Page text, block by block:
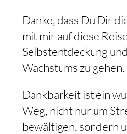
Danke, dass Du Dir
mit mir auf diese
Selbstentdeckung
Wachstums zu gehen.
Dankbarkeit ist ein
Weg, nicht nur um
bewältigen, sondern